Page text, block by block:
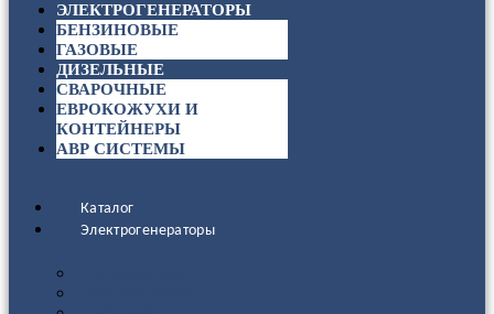
ЭЛЕКТРОГЕНЕРАТОРЫ
БЕНЗИНОВЫЕ
ГАЗОВЫЕ
ДИЗЕЛЬНЫЕ
СВАРОЧНЫЕ
ЕВРОКОЖУХИ И
КОНТЕЙНЕРЫ
АВР СИСТЕМЫ
Каталог
Электрогенераторы